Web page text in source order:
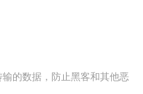
的数据，防止黑客和其他恶